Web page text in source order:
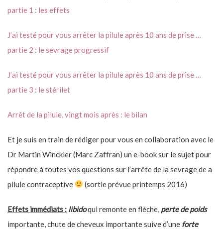
partie 1 : les effets
J’ai testé pour vous arrêter la pilule après 10 ans de prise …
partie 2 : le sevrage progressif
J’ai testé pour vous arrêter la pilule après 10 ans de prise …
partie 3 : le stérilet
Arrêt de la pilule, vingt mois après : le bilan
Et je suis en train de rédiger pour vous en collaboration avec le
Dr Martin Winckler (Marc Zaffran) un e-book sur le sujet pour
répondre à toutes vos questions sur l’arrête de la sevrage de a
pilule contraceptive
(sortie prévue printemps 2016)
Effets immédiats : libidoqui remonte en flèche, perte de poids
importante, chute de cheveux importante suive d’une forte